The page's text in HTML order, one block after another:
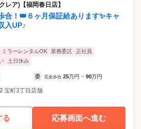
レア)【福岡春日店】
合！👑６ヶ月保証給あります✨キャ
入UP♪
ミラーレンタルOK 業務委託
正社員
土日休み
委 完全歩合 25万円 ~ 90万円
宝町3丁目店舗
る 応募画面へ進む